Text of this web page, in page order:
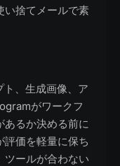
い捨てメールで素
、生成画像、ア
がワークフ
あるか決める前に
価を軽量に保ち
ツールが合わない